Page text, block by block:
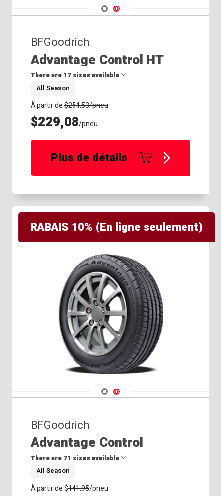
Navigate 1
Navigate 2
BFGoodrich
Advantage Control HT
There are 17 sizes available
245/70R17
245/75R17
255/65R17
255/65R18
255/70R17
255/70R18
255/75R17
265/65R18
265/70R17
275/55R20
275/60R20
285/45R22
All Season
À partir de$254,53/pneu
$229,08/pneu
Plus de détails
RABAIS 10% (En ligne seulement)
Navigate 1
Navigate 2
BFGoodrich
Advantage Control
There are 71 sizes available
175/65R15
All Season
À partir de $141,95/pneu